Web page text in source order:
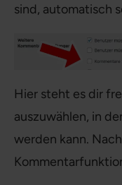
sind, automatisch
Hier steht es dir
auszuwählen, in
werden kann.